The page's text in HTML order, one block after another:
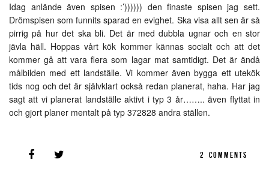
Idag anlände även spisen :’)))))) den finaste spisen jag sett.
Drömspisen som funnits sparad en evighet. Ska visa allt sen är så
pirrig på hur det ska bli. Det är med dubbla ugnar och en stor
jävla häll. Hoppas vårt kök kommer kännas socialt och att det
kommer gå att vara flera som lagar mat samtidigt. Det är ändå
målbilden med ett landställe. Vi kommer även bygga ett utekök
tids nog och det är självklart också redan planerat, haha. Har jag
sagt att vi planerat landställe aktivt i typ 3 år…….. även flyttat in
och gjort planer mentalt på typ 372828 andra ställen.
2 COMMENTS